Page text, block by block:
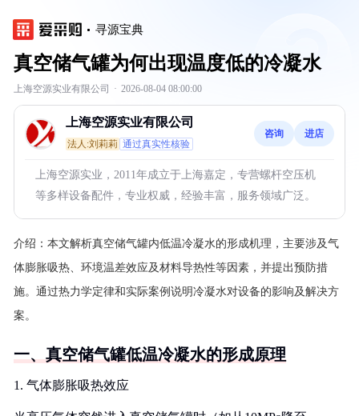
寻源宝典
真空储气罐为何出现温度低的冷凝水
上海空源实业有限公司 · 2026-08-04 08:00:00
上海空源实业有限公司
法人:刘莉莉 通过真实性核验
咨询 进店
上海空源实业，2011年成立于上海嘉定，专营螺杆空压机
等多样设备配件，专业权威，经验丰富，服务领域广泛。
介绍： 本文解析真空储气罐内低温冷凝水的形成机理，主要涉及气
体膨胀吸热、环境温差效应及材料导热性等因素，并提出预防措
施。通过热力学定律和实际案例说明冷凝水对设备的影响及解决方
案。
一、真空储气罐低温冷凝水的形成原理
1. 气体膨胀吸热效应